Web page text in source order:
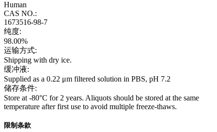
Human
CAS NO.:
1673516-98-7
纯度:
98.00%
运输方式:
Shipping with dry ice.
缓冲液:
Supplied as a 0.22 μm filtered solution in PBS, pH 7.2
储存条件:
Store at -80°C for 2 years. Aliquots should be stored at the same
temperature after first use to avoid multiple freeze-thaws.
限制条款